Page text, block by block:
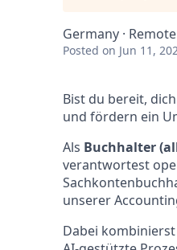
Germany · Remote
Posted on Jun 11,
Bist du bereit,
und fördern ein
Als Buchhalter
verantwortest
unserer
Dabei